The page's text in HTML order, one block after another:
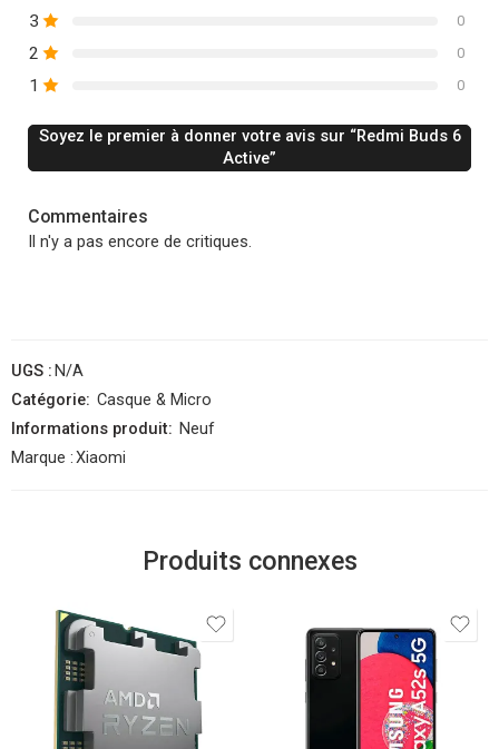
3 0
2 0
1 0
Soyez le premier à donner votre avis sur “Redmi Buds 6
Active”
Commentaires
Il n'y a pas encore de critiques.
UGS : N/A
Catégorie: Casque & Micro
Informations produit: Neuf
Marque :Xiaomi
Produits connexes